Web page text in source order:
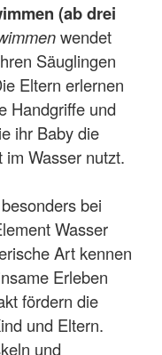
(ab drei
wendet
Säuglingen
Eltern erlernen
Handgriffe und
ihr Baby die
Wasser nutzt.
bei
Wasser
Art kennen
Erleben
fördern die
und Eltern.
und